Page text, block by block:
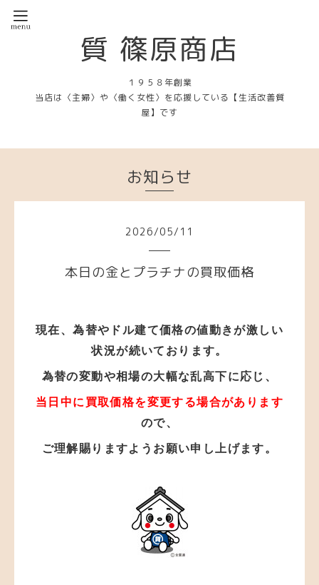
質 篠原商店
１９５８年創業
当店は〈主婦〉や〈働く女性〉を応援している【生活改善質
屋】です
お知らせ
2026/05/ 11
本日の金とプラチナの買取価格
現在、為替やドル建て価格の値動きが激しい
状況が続いております。
為替の変動や相場の大幅な乱高下に応じ、
当日中に買取価格を変更する場合があります
ので、
ご理解賜りますようお願い申し上げます。